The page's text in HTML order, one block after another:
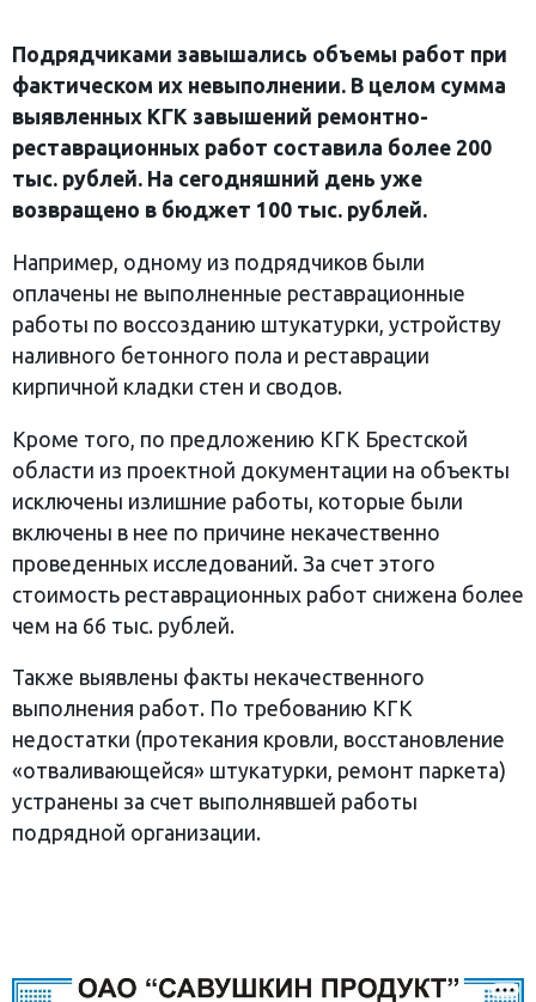
Подрядчиками завышались объемы работ при
фактическом их невыполнении. В целом сумма
выявленных КГК завышений ремонтно-
реставрационных работ составила более 200
тыс. рублей. На сегодняшний день уже
возвращено в бюджет 100 тыс. рублей.
Например, одному из подрядчиков были
оплачены не выполненные реставрационные
работы по воссозданию штукатурки, устройству
наливного бетонного пола и реставрации
кирпичной кладки стен и сводов.
Кроме того, по предложению КГК Брестской
области из проектной документации на объекты
исключены излишние работы, которые были
включены в нее по причине некачественно
проведенных исследований. За счет этого
стоимость реставрационных работ снижена более
чем на 66 тыс. рублей.
Также выявлены факты некачественного
выполнения работ. По требованию КГК
недостатки (протекания кровли, восстановление
«отваливающейся» штукатурки, ремонт паркета)
устранены за счет выполнявшей работы
подрядной организации.